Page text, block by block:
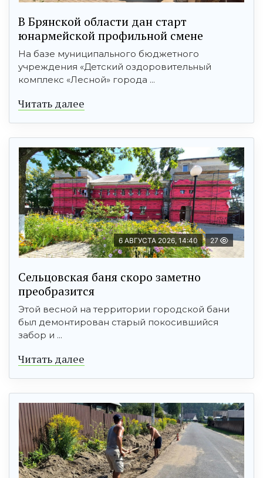
В Брянской области дан старт
юнармейской профильной смене
На базе муниципального бюджетного
учреждения «Детский оздоровительный
комплекс «Лесной» города ...
Читать далее
6 АВГУСТА 2026, 14:40 27
Сельцовская баня скоро заметно
преобразится
Этой весной на территории городской бани
был демонтирован старый покосившийся
забор и ...
Читать далее